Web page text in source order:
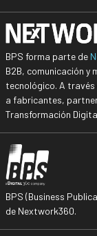
BPS forma parte de
B2B, comunicación y
tecnológico. A
a fabricantes,
Transformación
BPS (Business
de Nextwork360.